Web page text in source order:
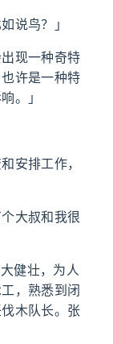
说鸟？」
现一种奇特
许是一种特
。」
安排工作，
大叔和我很
健壮，为人
，熟悉到闭
木队长。张